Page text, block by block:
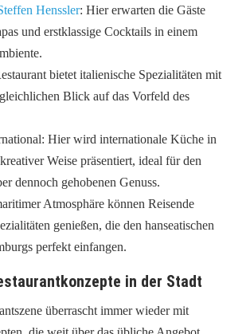
Henssler: Hier erwarten die Gäste
und erstklassige Cocktails in einem
bietet italienische Spezialitäten mit
Blick auf das Vorfeld des
Hier wird internationale Küche in
Weise präsentiert, ideal für den
dennoch gehobenen Genuss.
Atmosphäre können Reisende
genießen, die den hanseatischen
perfekt einfangen.
in der Stadt
überrascht immer wieder mit